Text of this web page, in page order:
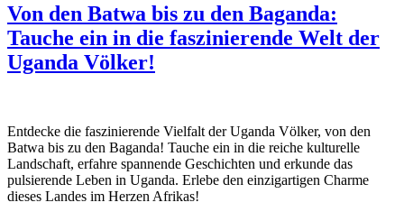
Von den Batwa bis zu den Baganda:
Tauche ein in die faszinierende Welt der
Uganda Völker!
Entdecke die faszinierende Vielfalt der Uganda Völker, von den
Batwa bis zu den Baganda! Tauche ein in die reiche kulturelle
Landschaft, erfahre spannende Geschichten und erkunde das
pulsierende Leben in Uganda. Erlebe den einzigartigen Charme
dieses Landes im Herzen Afrikas!